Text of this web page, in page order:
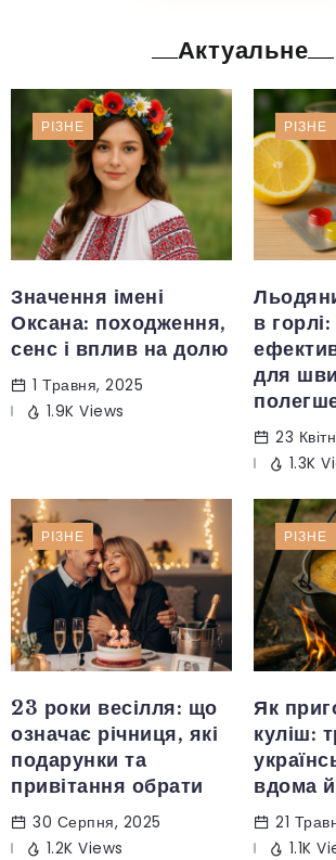
Актуальне
РІЗНЕ
Значення імені
Оксана: походження,
сенс і вплив на долю
1 Травня, 2025
1.9K Views
РІЗНЕ
в
для
23
1.3K
РІЗНЕ
23 роки весілля: що
означає річниця, які
подарунки та
привітання обрати
30 Серпня, 2025
1.2K Views
РІЗНЕ
Як
куліш:
вдома
21
1.1K